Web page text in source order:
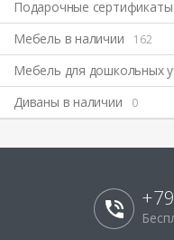
Подарочные сертификаты
Мебель в наличии 162
Мебель для дошкольных
Диваны в наличии 0